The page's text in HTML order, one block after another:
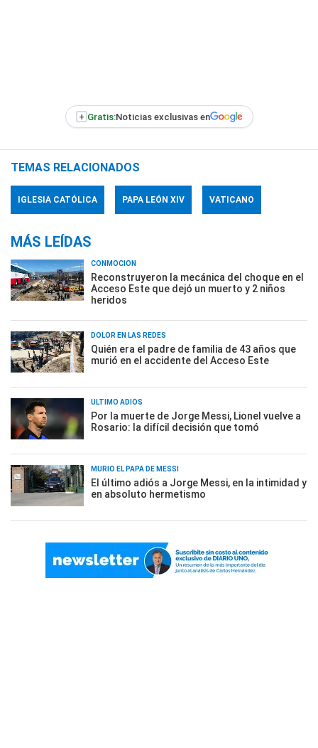
+ Gratis:Noticias exclusivas en
TEMAS RELACIONADOS
IGLESIA CATÓLICA PAPA LEÓN XIV VATICANO
MÁS LEÍDAS
CONMOCIÓN
Reconstruyeron la mecánica del choque en el
Acceso Este que dejó un muerto y 2 niños
heridos
DOLOR EN LAS REDES
Quién era el padre de familia de 43 años que
murió en el accidente del Acceso Este
ÚLTIMO ADIÓS
Por la muerte de Jorge Messi, Lionel vuelve a
Rosario: la difícil decisión que tomó
MURIÓ EL PAPÁ DE MESSI
El último adiós a Jorge Messi, en la intimidad y
en absoluto hermetismo